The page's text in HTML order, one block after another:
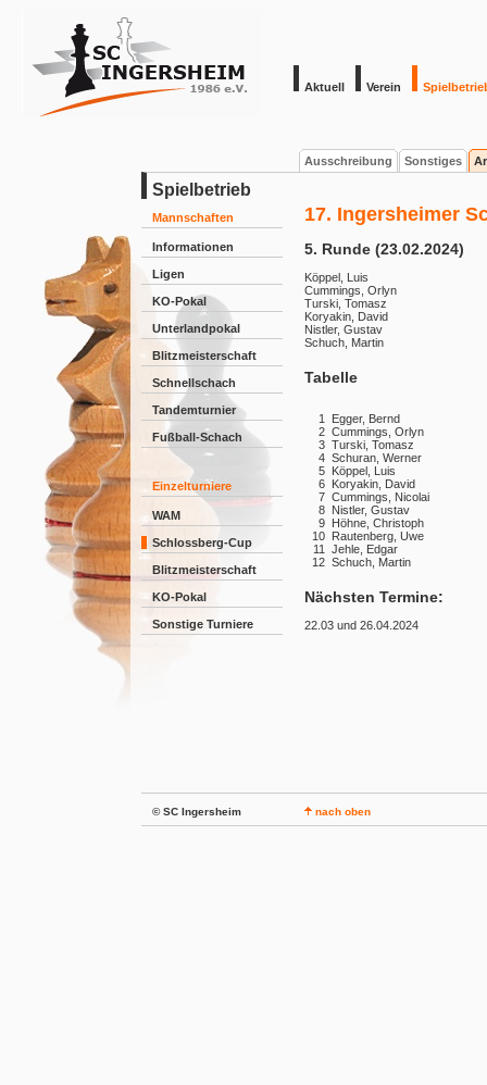
Aktuell Verein
Ausschreibung Sonstiges
Spielbetrieb
Mannschaften
Informationen
Ligen
KO-Pokal
Unterlandpokal
Blitzmeisterschaft
Schnellschach
Tandemturnier
Fußball-Schach
Einzelturniere
WAM
Schlossberg-Cup
Blitzmeisterschaft
KO-Pokal
Sonstige Turniere
17. Ingersheimer
5. Runde (23.02.2024)
Köppel, Luis
Cummings, Orlyn
Turski, Tomasz
Koryakin, David
Nistler, Gustav
Schuch, Martin
Tabelle
1
Egger, Bernd
2 Cummings, Orlyn
3 Turski, Tomasz
4 Schuran, Werner
5 Köppel, Luis
6 Koryakin, David
7 Cummings, Nicolai
8 Nistler, Gustav
9 Höhne, Christoph
10 Rautenberg, Uwe
11
Jehle, Edgar
12 Schuch, Martin
Nächsten Termine:
22.03 und 26.04.2024
© SC Ingersheim nach oben